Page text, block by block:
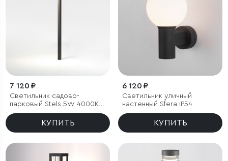
7 120 ₽
Светильник садово-
парковый Stels 5W 4000K
черный
КУПИТЬ
6 120 ₽
Светильник уличный
настенный Sfera IP54
КУПИТЬ